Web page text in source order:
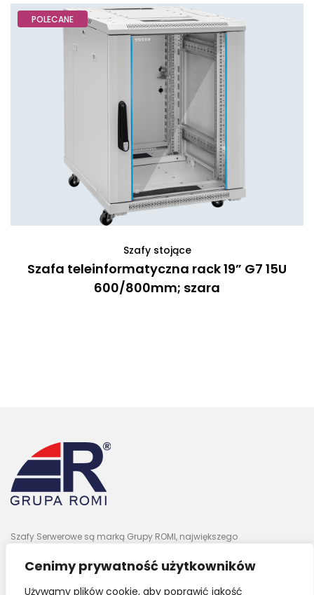
Cenimy prywatność użytkowników
Używamy plików cookie, aby poprawić jakość
POLECANE
Szafy stojące
Szafa teleinformatyczna rack 19” G7 15U
600/800mm; szara
Szafy Serwerowe są marką Grupy ROMI, największego